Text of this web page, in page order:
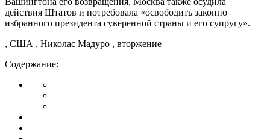
действия Штатов и потребовала «освободить законно
избранного президента суверенной страны и его супругу».
, США , Николас Мадуро , вторжение
Содержание: